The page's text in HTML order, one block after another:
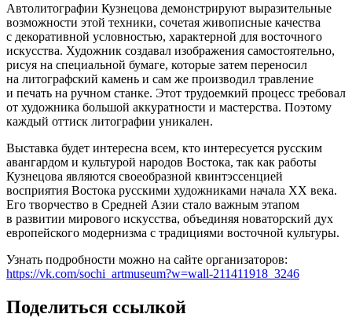
Автолитографии Кузнецова демонстрируют выразительные
возможности этой техники, сочетая живописные качества
с декоративной условностью, характерной для восточного
искусства. Художник создавал изображения самостоятельно,
рисуя на специальной бумаге, которые затем переносил
на литографский камень и сам же производил травление
и печать на ручном станке. Этот трудоемкий процесс требовал
от художника большой аккуратности и мастерства. Поэтому
каждый оттиск литографии уникален.
Выставка будет интересна всем, кто интересуется русским
авангардом и культурой народов Востока, так как работы
Кузнецова являются своеобразной квинтэссенцией
восприятия Востока русскими художниками начала XX века.
Его творчество в Средней Азии стало важным этапом
в развитии мирового искусства, объединяя новаторский дух
европейского модернизма с традициями восточной культуры.
Узнать подробности можно на сайте организаторов:
https://vk.com/sochi_artmuseum?w=wall-211411918_3246
Поделиться ссылкой